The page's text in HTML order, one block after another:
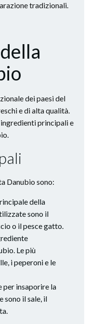
tradizionali.
dei paesi del
e di alta qualità.
principali e
Danubio sono:
della
sono il
o il pesce gatto.
Le più
i peperoni e le
per insaporire la
sono il sale, il